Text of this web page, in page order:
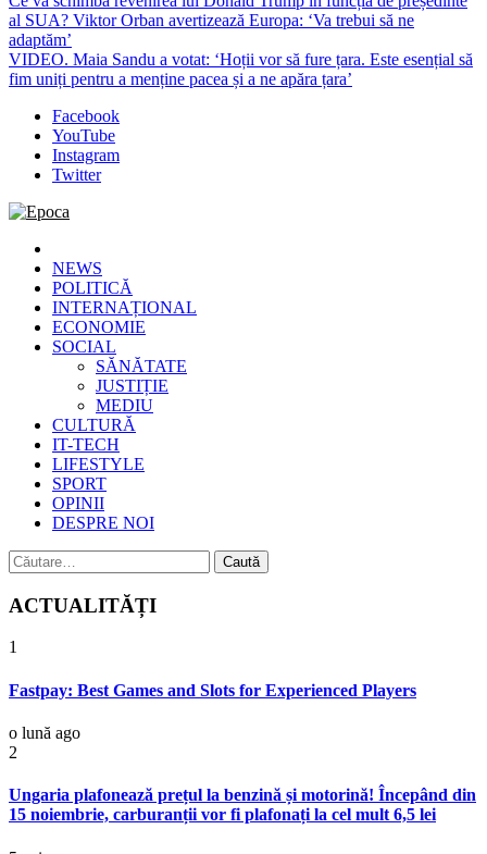
al SUA? Viktor Orban avertizează Europa: ‘Va trebui să ne
adaptăm’
VIDEO. Maia Sandu a votat: ‘Hoții vor să fure țara. Este esențial să
fim uniți pentru a menține pacea și a ne apăra țara’
Facebook
YouTube
Instagram
Twitter
Epoca
Cele mai noi știri online din România
NEWS
POLITICĂ
INTERNAȚIONAL
ECONOMIE
SOCIAL
SĂNĂTATE
JUSTIȚIE
MEDIU
CULTURĂ
IT-TECH
LIFESTYLE
SPORT
OPINII
DESPRE NOI
Caută
după:
ACTUALITĂȚI
1
Fastpay: Best Games and Slots for Experienced Players
o lună ago
2
Ungaria plafonează prețul la benzină și motorină! Începând din
15 noiembrie, carburanții vor fi plafonați la cel mult 6,5 lei